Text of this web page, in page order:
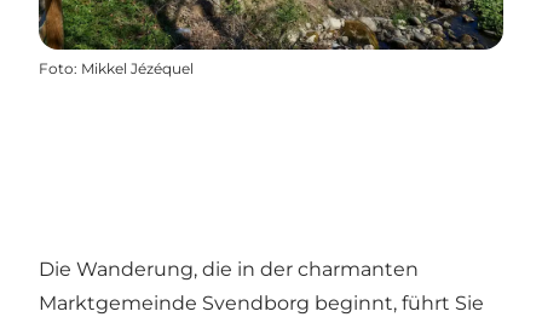
Foto: Mikkel Jézéquel
Die Wanderung, die in der charmanten
Marktgemeinde Svendborg beginnt, führt Sie